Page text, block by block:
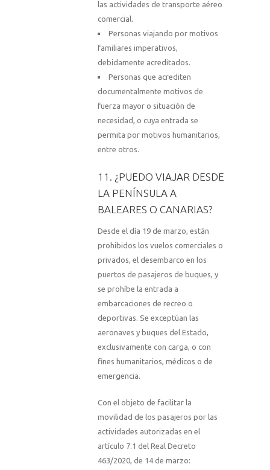
las actividades de transporte aéreo
comercial.
Personas viajando por motivos
familiares imperativos,
debidamente acreditados.
Personas que acrediten
documentalmente motivos de
fuerza mayor o situación de
necesidad, o cuya entrada se
permita por motivos humanitarios,
entre otros.
11. ¿PUEDO VIAJAR DESDE
LA PENÍNSULA A
BALEARES O CANARIAS?
Desde el día 19 de marzo, están
prohibidos los vuelos comerciales o
privados, el desembarco en los
puertos de pasajeros de buques, y
se prohíbe la entrada a
embarcaciones de recreo o
deportivas. Se exceptúan las
aeronaves y buques del Estado,
exclusivamente con carga, o con
fines humanitarios, médicos o de
emergencia.
Con el objeto de facilitar la
movilidad de los pasajeros por las
actividades autorizadas en el
artículo 7.1 del Real Decreto
463/2020, de 14 de marzo: